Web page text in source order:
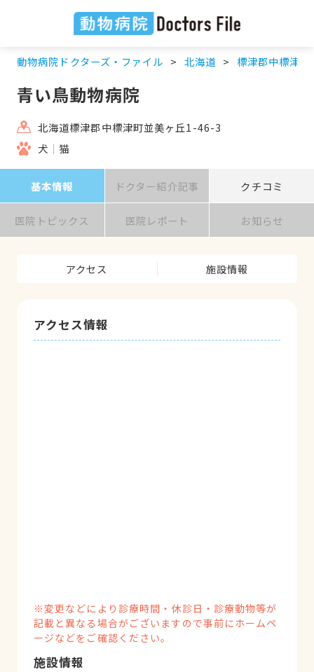
動物病院ドクターズ・ファイル 北海道 標津郡中標津町
青い鳥動物病院
北海道標津郡中標津町並美ヶ丘1-46-3
犬
猫
基本情報 ドクター紹介記事 クチコミ
医院トピックス 医院レポート お知らせ
アクセス 施設情報
アクセス情報
※変更などにより診療時間・休診日・診療動物等が
記載と異なる場合がございますので事前にホームペ
ージなどをご確認ください。
施設情報